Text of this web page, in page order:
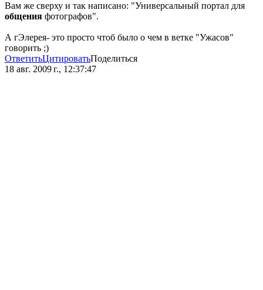
Вам же сверху и так написано: "Универсальный портал для
общения фотографов".
А гЭлерея- это просто чтоб было о чем в ветке "Ужасов"
говорить ;)
ОтветитьЦитироватьПоделиться
18 авг. 2009 г., 12:37:47